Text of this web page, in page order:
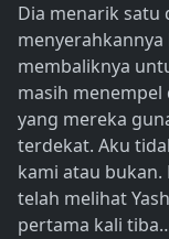
Dia menarik satu
membaliknya
masih
yang mereka
terdekat. Aku
kami atau
telah melihat
pertama kali